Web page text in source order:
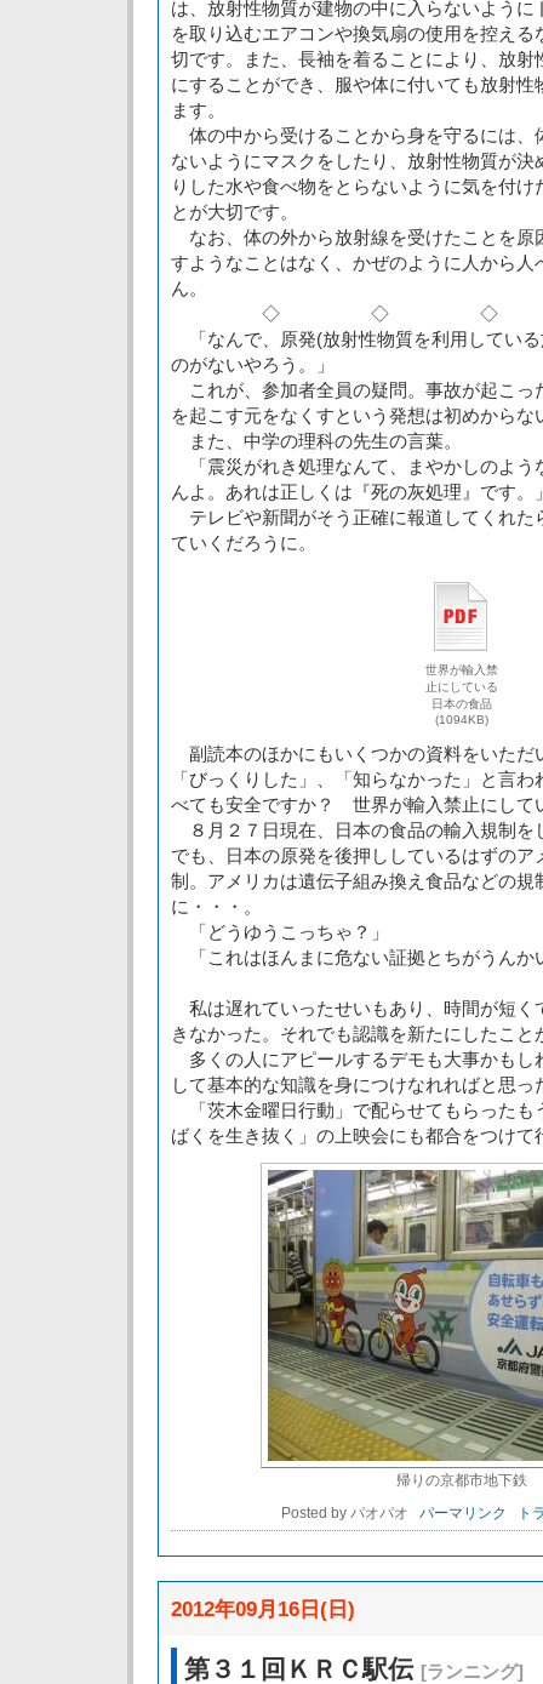
は、放射性物質が建物の中に入らないよう
を取り込むエアコンや換気扇の使用を控え
切です。また、長袖を着ることにより、放射
にすることができ、服や体に付いても放射
ます。
体の中から受けることから身を守るには、
ないようにマスクをしたり、放射性物質が
りした水や食べ物をとらないように気を付
とが大切です。
なお、体の外から放射線を受けたことを原
すようなことはなく、かぜのように人から人
ん。
◇ ◇ ◇
「なんで、原発(放射性物質を利用してい
のがないやろう。」
これが、参加者全員の疑問。事故が起こっ
を起こす元をなくすという発想は初めからな
また、中学の理科の先生の言葉。
「震災がれき処理なんて、まやかしのよう
んよ。あれは正しくは『死の灰処理』です。
テレビや新聞がそう正確に報道してくれた
ていくだろうに。
世界が輸入禁
止にしている
日本の食品
(1094KB)
副読本のほかにもいくつかの資料をいただ
「びっくりした」、「知らなかった」と言
べても安全ですか？ 世界が輸入禁止にして
８月２７日現在、日本の食品の輸入規制を
でも、日本の原発を後押ししているはずの
制。アメリカは遺伝子組み換え食品などの規
に・・・。
「どうゆうこっちゃ？」
「これはほんまに危ない証拠とちがうんか
私は遅れていったせいもあり、時間が短く
きなかった。それでも認識を新たにしたこと
多くの人にアピールするデモも大事かもし
して基本的な知識を身につけなれればと思っ
「茨木金曜日行動」で配らせてもらったも
ばくを生き抜く」の上映会にも都合をつけて
帰りの京都市地下鉄
Posted by パオパオ パーマリンク ト
2012年09月16日(日)
第３１回ＫＲＣ駅伝 [ランニング]